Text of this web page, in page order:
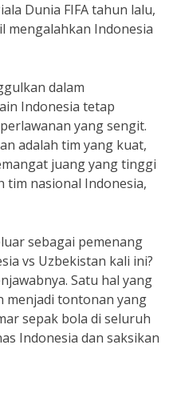
Dunia FIFA tahun lalu,
mengalahkan Indonesia
dalam
Indonesia tetap
yang sengit.
adalah tim yang kuat,
juang yang tinggi
tim nasional Indonesia,
sebagai pemenang
vs Uzbekistan kali ini?
Satu hal yang
menjadi tontonan yang
sepak bola di seluruh
Indonesia dan saksikan